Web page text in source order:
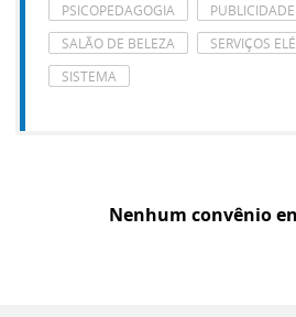
PSICOPEDAGOGIA
PUBLICIDADE
SALÃO DE BELEZA
SERVIÇOS
SISTEMA
Nenhum convênio